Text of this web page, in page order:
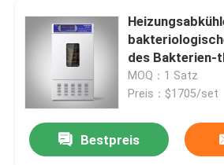
Kontakt
Nachrichten
Alle Fälle
des
Brutkasten-
MOQ：1 Satz
Preis：$1705/set
Bestpreis